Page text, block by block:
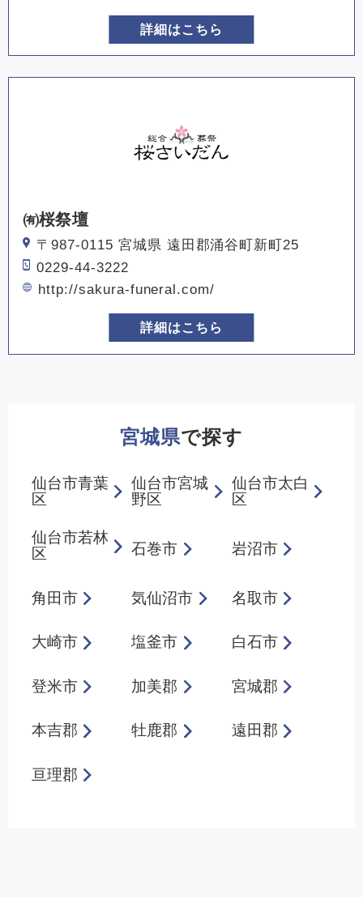
詳細はこちら
㈲桜祭壇
〒987-0115 宮城県 遠田郡涌谷町新町25
0229-44-3222
http://sakura-funeral.com/
詳細はこちら
宮城県で探す
仙台市青葉
区
仙台市宮城
野区
仙台市太白
区
仙台市若林
区
石巻市 岩沼市
角田市 気仙沼市 名取市
大崎市 塩釜市 白石市
登米市 加美郡 宮城郡
本吉郡 牡鹿郡 遠田郡
亘理郡